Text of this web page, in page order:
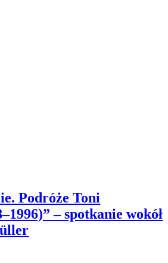
Podróże Toni
– spotkanie wokół